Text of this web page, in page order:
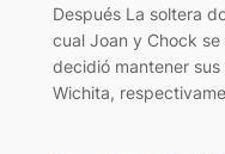
Después La soltera
cual Joan y Chock
decidió mantener
Wichita,